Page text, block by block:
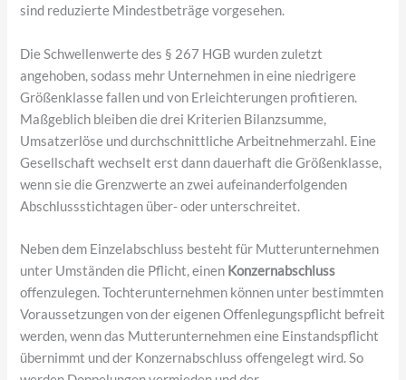
sind reduzierte Mindestbeträge vorgesehen.
Die Schwellenwerte des § 267 HGB wurden zuletzt
angehoben, sodass mehr Unternehmen in eine niedrigere
Größenklasse fallen und von Erleichterungen profitieren.
Maßgeblich bleiben die drei Kriterien Bilanzsumme,
Umsatzerlöse und durchschnittliche Arbeitnehmerzahl. Eine
Gesellschaft wechselt erst dann dauerhaft die Größenklasse,
wenn sie die Grenzwerte an zwei aufeinanderfolgenden
Abschlussstichtagen über- oder unterschreitet.
Neben dem Einzelabschluss besteht für Mutterunternehmen
unter Umständen die Pflicht, einen Konzernabschluss
offenzulegen. Tochterunternehmen können unter bestimmten
Voraussetzungen von der eigenen Offenlegungspflicht befreit
werden, wenn das Mutterunternehmen eine Einstandspflicht
übernimmt und der Konzernabschluss offengelegt wird. So